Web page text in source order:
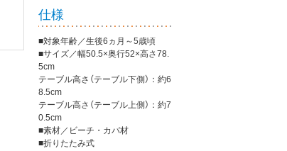
仕様
■対象年齢／生後6ヵ月～5歳頃
■サイズ／幅50.5×奥行52×高さ78.
5cm
テーブル高さ（テーブル下側）：約6
8.5cm
テーブル高さ（テーブル上側）：約7
0.5cm
■素材／ビーチ・カバ材
■折りたたみ式